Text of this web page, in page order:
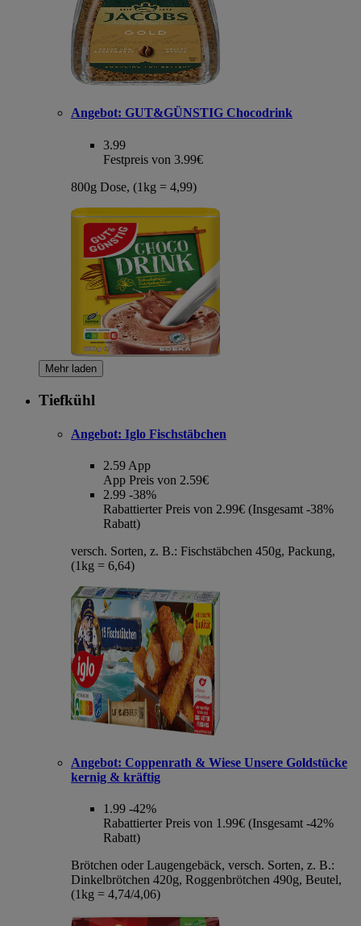
Angebot: GUT&GÜNSTIG Chocodrink
3.99
Festpreis von 3.99€
800g Dose, (1kg = 4,99)
Mehr laden
Tiefkühl
Angebot: Iglo Fischstäbchen
2.59 App
App Preis von 2.59€
2.99 -38%
Rabattierter Preis von 2.99€ (Insgesamt -38%
Rabatt)
versch. Sorten, z. B.: Fischstäbchen 450g, Packung,
(1kg = 6,64)
Angebot: Coppenrath & Wiese Unsere Goldstücke
kernig & kräftig
1.99 -42%
Rabattierter Preis von 1.99€ (Insgesamt -42%
Rabatt)
Brötchen oder Laugengebäck, versch. Sorten, z. B.:
Dinkelbrötchen 420g, Roggenbrötchen 490g, Beutel,
(1kg = 4,74/4,06)